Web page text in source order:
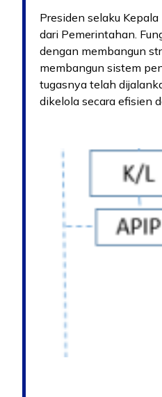
Presiden selaku
dari Pemerintahan.
dengan membangun
membangun sistem
tugasnya telah
dikelola secara efisien